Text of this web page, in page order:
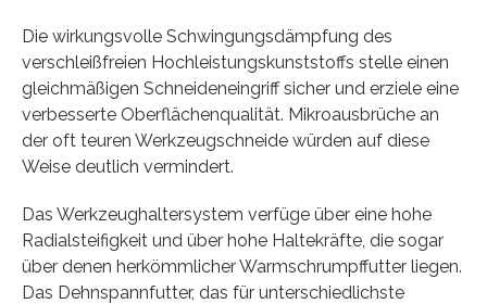
Die wirkungsvolle Schwingungsdämpfung des
verschleißfreien Hochleistungskunststoffs stelle einen
gleichmäßigen Schneideneingriff sicher und erziele eine
verbesserte Oberflächenqualität. Mikroausbrüche an
der oft teuren Werkzeugschneide würden auf diese
Weise deutlich vermindert.
Das Werkzeughaltersystem verfüge über eine hohe
Radialsteifigkeit und über hohe Haltekräfte, die sogar
über denen herkömmlicher Warmschrumpffutter liegen.
Das Dehnspannfutter, das für unterschiedlichste